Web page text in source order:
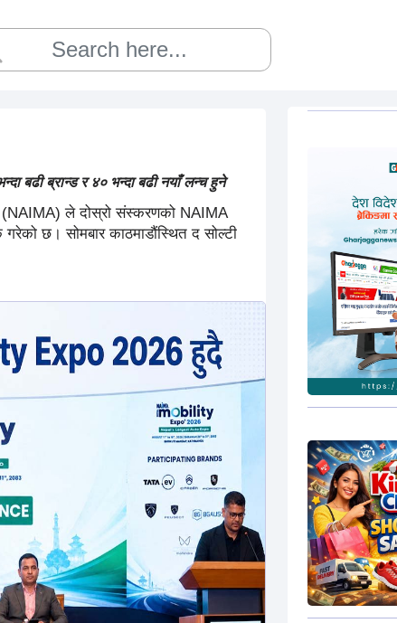
ब्रान्ड र ४० भन्दा बढी नयाँ लन्च हुने
(NAIMA) ले दोस्रो संस्करणको NAIMA
छ। सोमबार काठमाडौंस्थित द सोल्टी